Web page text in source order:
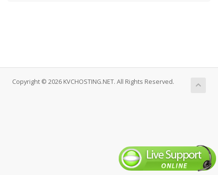
Copyright © 2026 KVCHOSTING.NET. All Rights Reserved.